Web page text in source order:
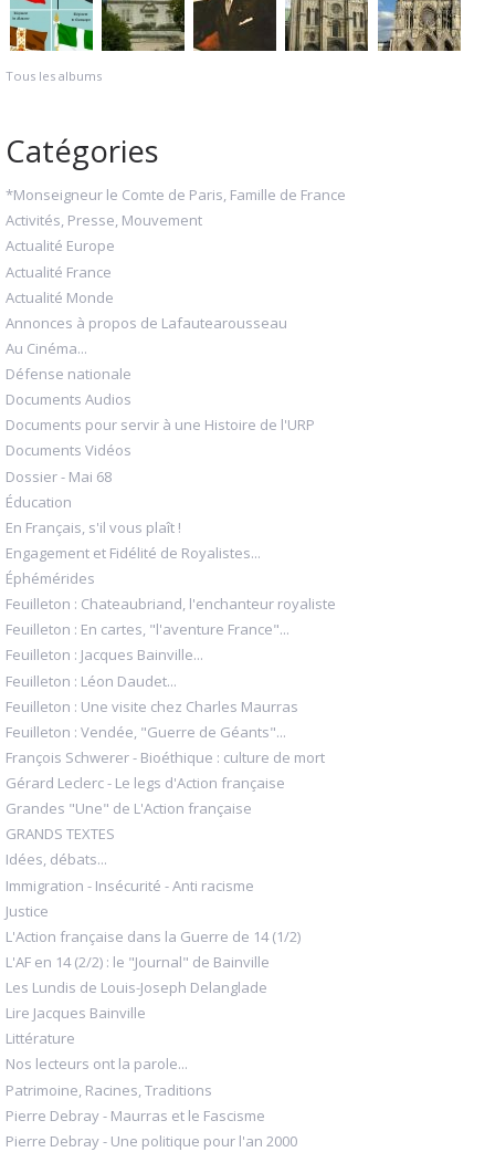
Tous les albums
Catégories
*Monseigneur le Comte de Paris, Famille de France
Activités, Presse, Mouvement
Actualité Europe
Actualité France
Actualité Monde
Annonces à propos de Lafautearousseau
Au Cinéma...
Défense nationale
Documents Audios
Documents pour servir à une Histoire de l'URP
Documents Vidéos
Dossier - Mai 68
Éducation
En Français, s'il vous plaît !
Engagement et Fidélité de Royalistes...
Éphémérides
Feuilleton : Chateaubriand, l'enchanteur royaliste
Feuilleton : En cartes, "l'aventure France"...
Feuilleton : Jacques Bainville...
Feuilleton : Léon Daudet...
Feuilleton : Une visite chez Charles Maurras
Feuilleton : Vendée, "Guerre de Géants"...
François Schwerer - Bioéthique : culture de mort
Gérard Leclerc - Le legs d'Action française
Grandes "Une" de L'Action française
GRANDS TEXTES
Idées, débats...
Immigration - Insécurité - Anti racisme
Justice
L'Action française dans la Guerre de 14 (1/2)
L'AF en 14 (2/2) : le "Journal" de Bainville
Les Lundis de Louis-Joseph Delanglade
Lire Jacques Bainville
Littérature
Nos lecteurs ont la parole...
Patrimoine, Racines, Traditions
Pierre Debray - Maurras et le Fascisme
Pierre Debray - Une politique pour l'an 2000